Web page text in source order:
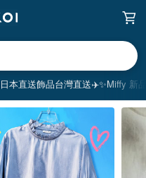
日本直送飾品台灣直送✈️✨Miffy 新